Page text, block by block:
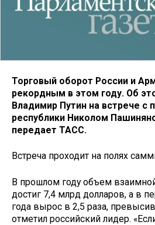
Торговый оборот России и
рекордным в этом году. Об
Владимир Путин на встрече с
республики Николом
передает ТАСС.
Встреча проходит на полях
В прошлом году объем
достиг 7,4 млрд долларов, а в
года вырос в 2,5 раза,
отметил российский лидер.